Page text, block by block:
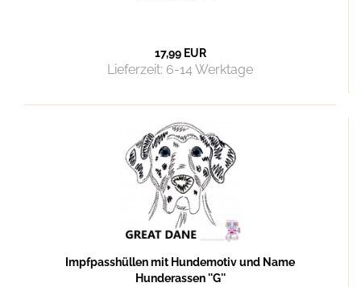
17,99 EUR
Lieferzeit: 6-14 Werktage
Impfpasshüllen mit Hundemotiv und Name
Hunderassen ''G''